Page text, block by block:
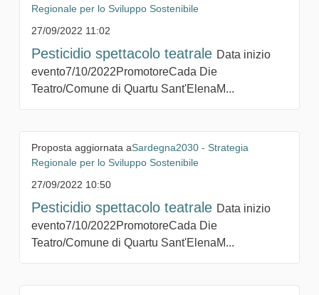
Regionale per lo Sviluppo Sostenibile
27/09/2022 11:02
Pesticidio spettacolo teatrale Data inizio
evento7/10/2022PromotoreCada Die
Teatro/Comune di Quartu Sant'ElenaM...
Proposta aggiornata aSardegna2030 - Strategia
Regionale per lo Sviluppo Sostenibile
27/09/2022 10:50
Pesticidio spettacolo teatrale Data inizio
evento7/10/2022PromotoreCada Die
Teatro/Comune di Quartu Sant'ElenaM...